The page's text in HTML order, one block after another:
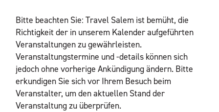
Bitte beachten Sie: Travel Salem ist bemüht, die
Richtigkeit der in unserem Kalender aufgeführten
Veranstaltungen zu gewährleisten.
Veranstaltungstermine und -details können sich
jedoch ohne vorherige Ankündigung ändern. Bitte
erkundigen Sie sich vor Ihrem Besuch beim
Veranstalter, um den aktuellen Stand der
Veranstaltung zu überprüfen.